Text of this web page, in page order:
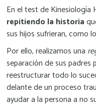
En el test de Kinesiología
repitiendo la historia
sus hijos sufrieran, como
Por ello, realizamos una
separación de sus padres
reestructurar todo lo
delante de un proceso
ayudar a la persona a no